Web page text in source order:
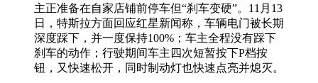
主正准备在自家店铺前停车但“刹车变硬”。11月13
日，特斯拉方面回应红星新闻称，车辆电门被长期
深度踩下，并一度保持100%；车主全程没有踩下
刹车的动作；行驶期间车主四次短暂按下P档按
钮，又快速松开，同时制动灯也快速点亮并熄灭。